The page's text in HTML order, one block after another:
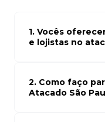
1. Vocês
e lojistas no
atacado empresas e
para seu modelo de
2. Como faço
Atacado São